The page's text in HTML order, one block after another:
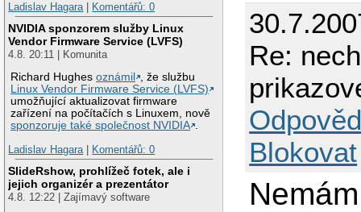
Ladislav Hagara| Komentářů: 0
NVIDIA sponzorem služby Linux
Vendor Firmware Service (LVFS)
4.8. 20:11 | Komunita
Richard Hughesoznámil
, že službu
Linux Vendor Firmware Service (LVFS)
umožňující aktualizovat firmware
zařízení na počítačích s Linuxem, nově
sponzoruje také společnost NVIDIA .
Ladislav Hagara| Komentářů: 0
SlideRshow, prohlížeč fotek, ale i
jejich organizér a prezentátor
4.8. 12:22 | Zajímavý software
Re:
Blokovat